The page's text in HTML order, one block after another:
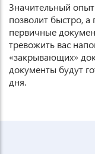
Значительный опыт
позволит быстро,
первичные
тревожить вас
«закрывающих»
документы будут
дня.